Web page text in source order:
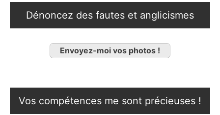
Dénoncez des fautes et anglicismes
Envoyez-moi vos photos !
Vos compétences me sont précieuses !